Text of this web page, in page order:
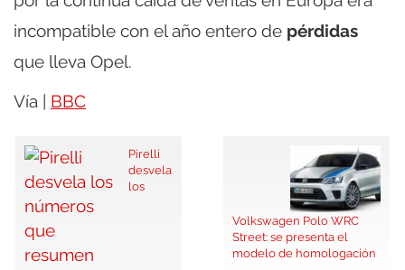
incompatible con el año entero de pérdidas
que lleva Opel.
Vía | BBC
Pirelli
desvela
los
Volkswagen Polo WRC
Street: se presenta el
modelo de homologación